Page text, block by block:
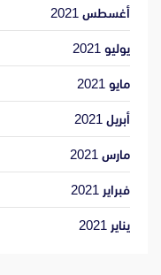
أغسطس 2021
يوليو 2021
مايو 2021
أبريل 2021
مارس 2021
فبراير 2021
يناير 2021